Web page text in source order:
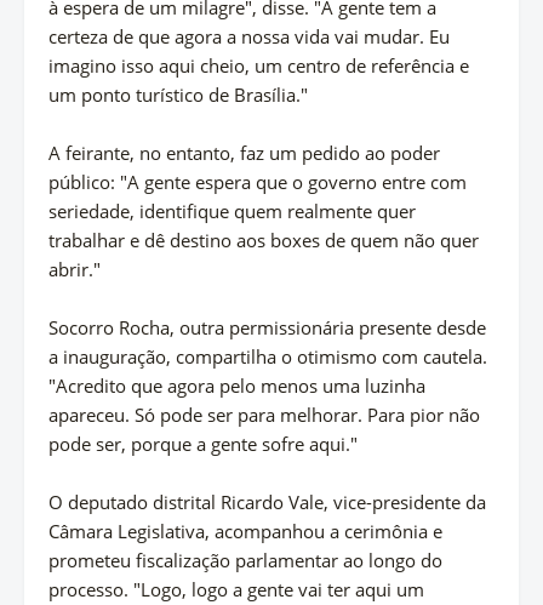
à espera de um milagre", disse. "A gente tem a
certeza de que agora a nossa vida vai mudar. Eu
imagino isso aqui cheio, um centro de referência e
um ponto turístico de Brasília."
A feirante, no entanto, faz um pedido ao poder
público: "A gente espera que o governo entre com
seriedade, identifique quem realmente quer
trabalhar e dê destino aos boxes de quem não quer
abrir."
Socorro Rocha, outra permissionária presente desde
a inauguração, compartilha o otimismo com cautela.
"Acredito que agora pelo menos uma luzinha
apareceu. Só pode ser para melhorar. Para pior não
pode ser, porque a gente sofre aqui."
O deputado distrital Ricardo Vale, vice-presidente da
Câmara Legislativa, acompanhou a cerimônia e
prometeu fiscalização parlamentar ao longo do
processo. "Logo, logo a gente vai ter aqui um